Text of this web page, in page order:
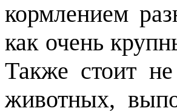
кормлением
как очень
Также стоит
животных,